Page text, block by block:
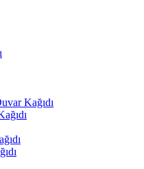
Kağıdı